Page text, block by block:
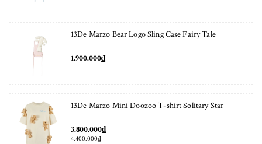
13De Marzo Bear Logo Sling Case Fairy Tale
1.900.000₫
13De Marzo Mini Doozoo T-shirt Solitary Star
3.800.000₫
4.400.000₫